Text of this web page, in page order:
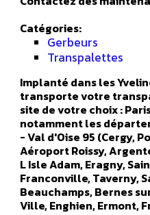
Catégories:
Gerbeurs
Transpalettes
Implanté dans les
transporte votre
site de votre choix :
notamment les
- Val d'Oise 95 (Cergy,
Aéroport Roissy,
L Isle Adam, Eragny,
Franconville, Taverny,
Beauchamps, Bernes
Ville, Enghien, Ermont,